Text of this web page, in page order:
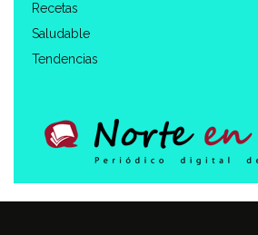
Recetas
Saludable
Tendencias